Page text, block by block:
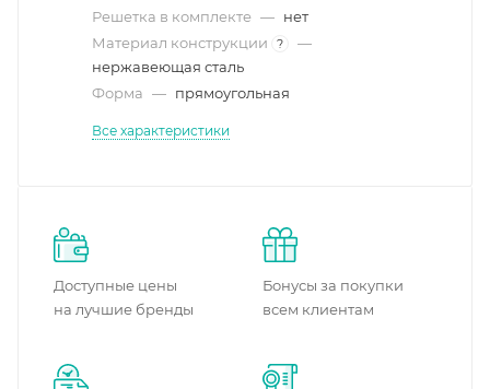
Решетка в комплекте — нет
Материал конструкции
?
—
нержавеющая сталь
Форма — прямоугольная
Все характеристики
Доступные цены
на лучшие бренды
Бонусы за покупки
всем клиентам